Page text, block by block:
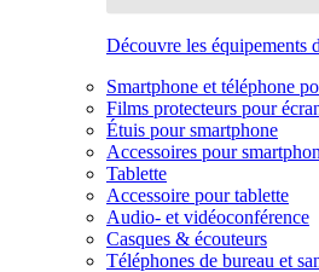
Découvre les équipements
Smartphone et téléphone
Films protecteurs pour
Étuis pour smartphone
Accessoires pour
Tablette
Accessoire pour tablette
Audio- et vidéoconférence
Casques & écouteurs
Téléphones de bureau et